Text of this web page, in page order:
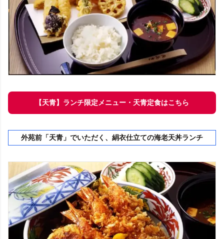
【天青】ランチ限定メニュー・天青定食はこちら
外苑前「天青」でいただく、絹衣仕立ての海老天丼ランチ